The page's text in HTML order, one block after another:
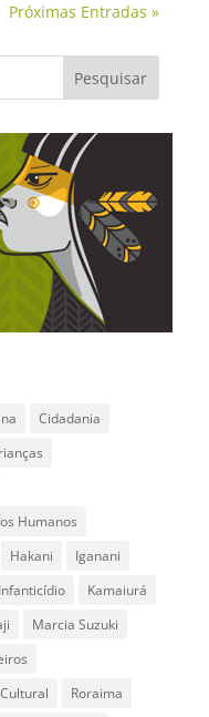
Próximas Entradas »
Cidadania
Humanos
Hakani
Iganani
Infanticídio
Kamaiurá
Marcia Suzuki
Roraima